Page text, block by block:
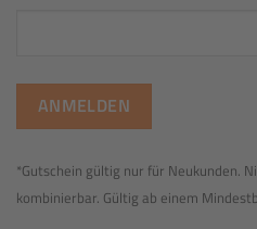
*Gutschein gültig nur für Neukunden.
kombinierbar. Gültig ab einem